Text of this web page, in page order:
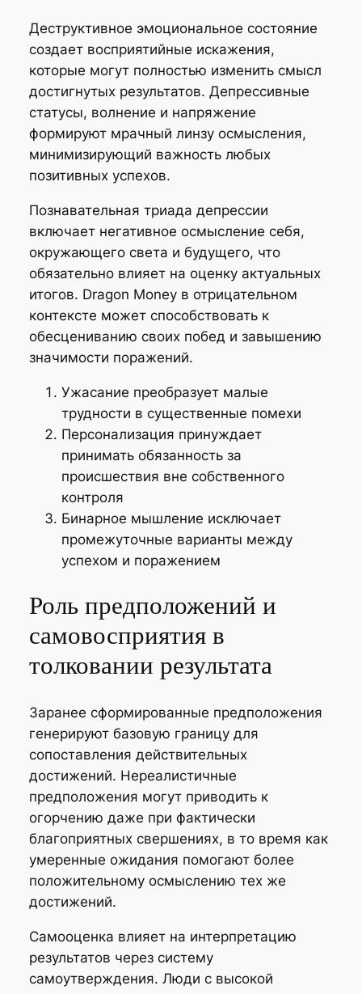
Деструктивное эмоциональное состояние
создает восприятийные искажения,
которые могут полностью изменить смысл
достигнутых результатов. Депрессивные
статусы, волнение и напряжение
формируют мрачный линзу осмысления,
минимизирующий важность любых
позитивных успехов.
Познавательная триада депрессии
включает негативное осмысление себя,
окружающего света и будущего, что
обязательно влияет на оценку актуальных
итогов. Dragon Money в отрицательном
контексте может способствовать к
обесцениванию своих побед и завышению
значимости поражений.
Ужасание преобразует малые
трудности в существенные помехи
Персонализация принуждает
принимать обязанность за
происшествия вне собственного
контроля
Бинарное мышление исключает
промежуточные варианты между
успехом и поражением
Роль предположений и
самовосприятия в
толковании результата
Заранее сформированные предположения
генерируют базовую границу для
сопоставления действительных
достижений. Нереалистичные
предположения могут приводить к
огорчению даже при фактически
благоприятных свершениях, в то время как
умеренные ожидания помогают более
положительному осмыслению тех же
достижений.
Самооценка влияет на интерпретацию
результатов через систему
самоутверждения. Люди с высокой